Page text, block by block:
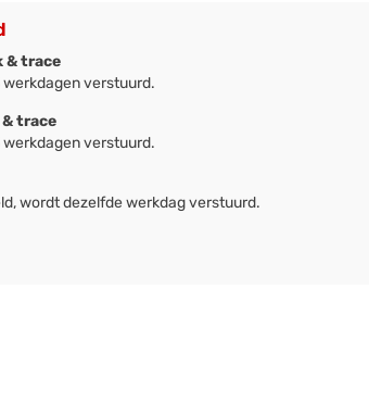
& trace
werkdagen verstuurd.
trace
werkdagen verstuurd.
wordt dezelfde werkdag verstuurd.